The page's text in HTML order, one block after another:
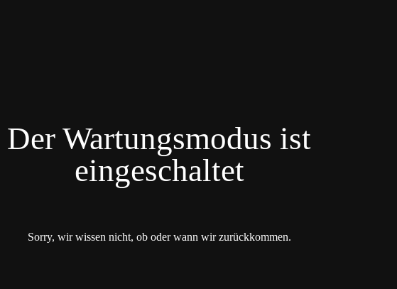
Der Wartungsmodus ist
eingeschaltet
Sorry, wir wissen nicht, ob oder wann wir zurückkommen.